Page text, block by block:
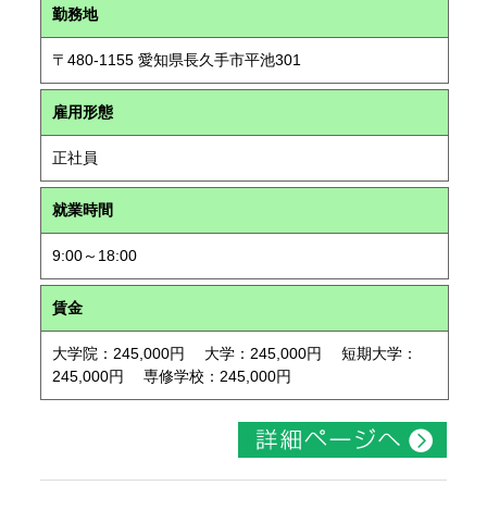
勤務地
〒480-1155 愛知県長久手市平池301
雇用形態
正社員
就業時間
9:00～18:00
賃金
大学院：245,000円 大学：245,000円 短期大学：
245,000円 専修学校：245,000円